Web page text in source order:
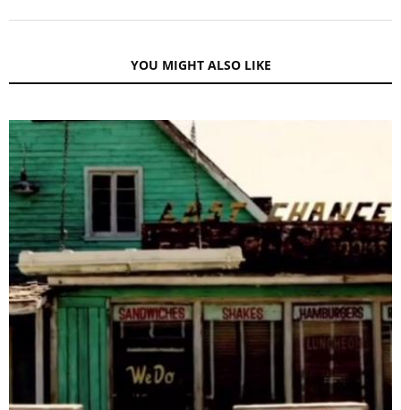
YOU MIGHT ALSO LIKE